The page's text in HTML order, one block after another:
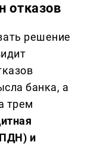
отказов
решение
банка, а
трем
и